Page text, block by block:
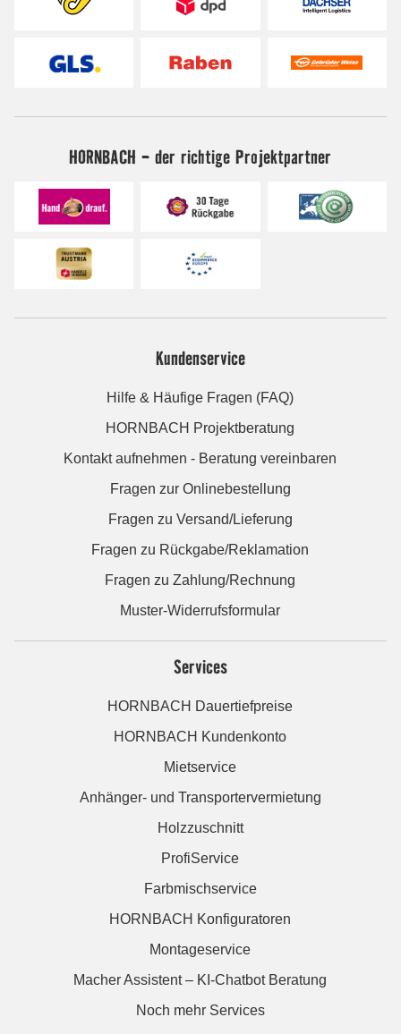
HORNBACH - der richtige Projektpartner
Kundenservice
Hilfe & Häufige Fragen (FAQ)
HORNBACH Projektberatung
Kontakt aufnehmen - Beratung vereinbaren
Fragen zur Onlinebestellung
Fragen zu Versand/Lieferung
Fragen zu Rückgabe/Reklamation
Fragen zu Zahlung/Rechnung
Muster-Widerrufsformular
Services
HORNBACH Dauertiefpreise
HORNBACH Kundenkonto
Mietservice
Anhänger- und Transportervermietung
Holzzuschnitt
ProfiService
Farbmischservice
HORNBACH Konfiguratoren
Montageservice
Macher Assistent – KI-Chatbot Beratung
Noch mehr Services